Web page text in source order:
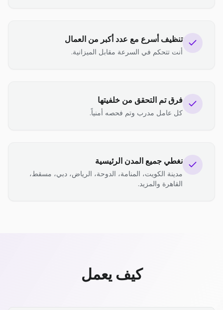
تنظيف أسرع مع عدد أكبر من العمال
أنت تتحكم في السرعة مقابل الميزانية.
فرق تم التحقق من خلفيتها
كل عامل مدرب وتم فحصه أمنياً.
نغطي جميع المدن الرئيسية
مدينة الكويت، المنامة، الدوحة، الرياض، دبي، مسقط،
القاهرة والمزيد.
كيف يعمل